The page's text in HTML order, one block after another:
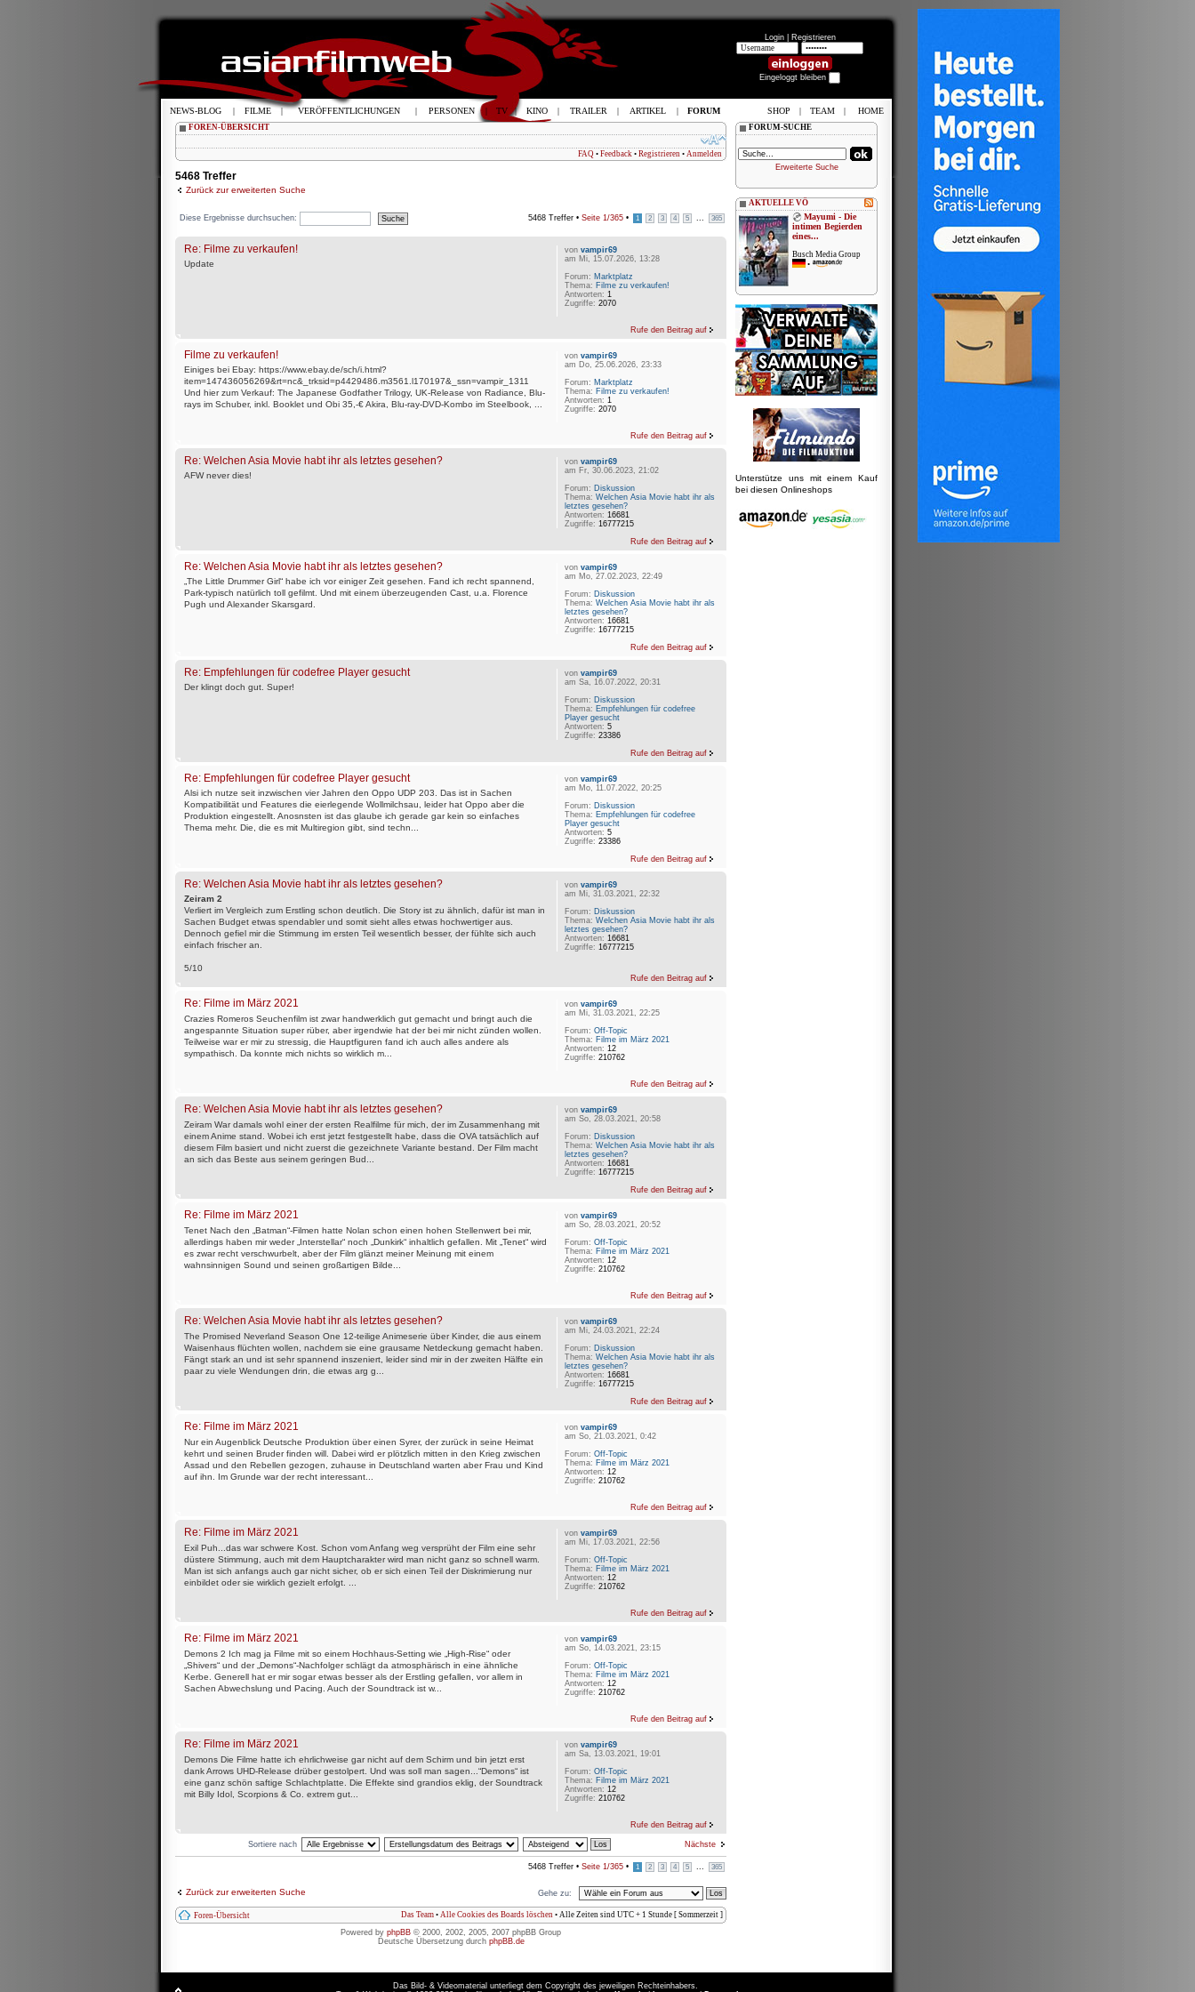
Login | Registrieren
Eingeloggt bleiben
FOREN-ÜBERSICHT
FAQ • Feedback • Registrieren • Anmelden
5468 Treffer
Zurück zur erweiterten Suche
Diese Ergebnisse durchsuchen: 5468 Treffer • Seite 1 /365 • 1 2 3 4 5 365
Re: Filme zu verkaufen!
Update
von vampir69
am Mi, 15.07.2026, 13:28
Forum: Marktplatz
Thema: Filme zu verkaufen!
Antworten: 1
Zugriffe: 2070
Rufe den Beitrag auf
Filme zu verkaufen!
Einiges bei Ebay: https://www.ebay.de/sch/i.html?
item=147436056269&rt=nc&_trksid=p4429486.m3561.l170197&_ssn=vampir_1311
Und hier zum Verkauf: The Japanese Godfather Trilogy, UK-Release von Radiance, Blu-
rays im Schuber, inkl. Booklet und Obi 35,-€ Akira, Blu-ray-DVD-Kombo im Steelbook, ...
von vampir69
am Do, 25.06.2026, 23:33
Forum: Marktplatz
Thema: Filme zu verkaufen!
Antworten: 1
Zugriffe: 2070
Rufe den Beitrag auf
Re: Welchen Asia Movie habt ihr als letztes gesehen?
AFW never dies!
von vampir69
am Fr, 30.06.2023, 21:02
Forum: Diskussion
Thema: Welchen Asia Movie habt ihr als
letztes gesehen?
Antworten: 16681
Zugriffe: 16777215
Rufe den Beitrag auf
Re: Welchen Asia Movie habt ihr als letztes gesehen?
„The Little Drummer Girl“ habe ich vor einiger Zeit gesehen. Fand ich recht spannend,
Park-typisch natürlich toll gefilmt. Und mit einem überzeugenden Cast, u.a. Florence
Pugh und Alexander Skarsgard.
von vampir69
am Mo, 27.02.2023, 22:49
Forum: Diskussion
Thema: Welchen Asia Movie habt ihr als
letztes gesehen?
Antworten: 16681
Zugriffe: 16777215
Rufe den Beitrag auf
Re: Empfehlungen für codefree Player gesucht
Der klingt doch gut. Super!
von vampir69
am Sa, 16.07.2022, 20:31
Forum: Diskussion
Thema: Empfehlungen für codefree
Player gesucht
Antworten: 5
Zugriffe: 23386
Rufe den Beitrag auf
Re: Empfehlungen für codefree Player gesucht
Alsi ich nutze seit inzwischen vier Jahren den Oppo UDP 203. Das ist in Sachen
Kompatibilität und Features die eierlegende Wollmilchsau, leider hat Oppo aber die
Produktion eingestellt. Anosnsten ist das glaube ich gerade gar kein so einfaches
Thema mehr. Die, die es mit Multiregion gibt, sind techn...
von vampir69
am Mo, 11.07.2022, 20:25
Forum: Diskussion
Thema: Empfehlungen für codefree
Player gesucht
Antworten: 5
Zugriffe: 23386
Rufe den Beitrag auf
Re: Welchen Asia Movie habt ihr als letztes gesehen?
Zeiram 2
Verliert im Vergleich zum Erstling schon deutlich. Die Story ist zu ähnlich, dafür ist man in
Sachen Budget etwas spendabler und somit sieht alles etwas hochwertiger aus.
Dennoch gefiel mir die Stimmung im ersten Teil wesentlich besser, der fühlte sich auch
einfach frischer an.
5/10
von vampir69
am Mi, 31.03.2021, 22:32
Forum: Diskussion
Thema: Welchen Asia Movie habt ihr als
letztes gesehen?
Antworten: 16681
Zugriffe: 16777215
Rufe den Beitrag auf
Re: Filme im März 2021
Crazies Romeros Seuchenfilm ist zwar handwerklich gut gemacht und bringt auch die
angespannte Situation super rüber, aber irgendwie hat der bei mir nicht zünden wollen.
Teilweise war er mir zu stressig, die Hauptfiguren fand ich auch alles andere als
sympathisch. Da konnte mich nichts so wirklich m...
von vampir69
am Mi, 31.03.2021, 22:25
Forum: Off-Topic
Thema: Filme im März 2021
Antworten: 12
Zugriffe: 210762
Rufe den Beitrag auf
Re: Welchen Asia Movie habt ihr als letztes gesehen?
Zeiram War damals wohl einer der ersten Realfilme für mich, der im Zusammenhang mit
einem Anime stand. Wobei ich erst jetzt festgestellt habe, dass die OVA tatsächlich auf
diesem Film basiert und nicht zuerst die gezeichnete Variante bestand. Der Film macht
an sich das Beste aus seinem geringen Bud...
von vampir69
am So, 28.03.2021, 20:58
Forum: Diskussion
Thema: Welchen Asia Movie habt ihr als
letztes gesehen?
Antworten: 16681
Zugriffe: 16777215
Rufe den Beitrag auf
Re: Filme im März 2021
Tenet Nach den „Batman“-Filmen hatte Nolan schon einen hohen Stellenwert bei mir,
allerdings haben mir weder „Interstellar“ noch „Dunkirk“ inhaltlich gefallen. Mit „Tenet“ wird
es zwar recht verschwurbelt, aber der Film glänzt meiner Meinung mit einem
wahnsinnigen Sound und seinen großartigen Bilde...
von vampir69
am So, 28.03.2021, 20:52
Forum: Off-Topic
Thema: Filme im März 2021
Antworten: 12
Zugriffe: 210762
Rufe den Beitrag auf
Re: Welchen Asia Movie habt ihr als letztes gesehen?
The Promised Neverland Season One 12-teilige Animeserie über Kinder, die aus einem
Waisenhaus flüchten wollen, nachdem sie eine grausame Netdeckung gemacht haben.
Fängt stark an und ist sehr spannend inszeniert, leider sind mir in der zweiten Hälfte ein
paar zu viele Wendungen drin, die etwas arg g...
von vampir69
am Mi, 24.03.2021, 22:24
Forum: Diskussion
Thema: Welchen Asia Movie habt ihr als
letztes gesehen?
Antworten: 16681
Zugriffe: 16777215
Rufe den Beitrag auf
Re: Filme im März 2021
Nur ein Augenblick Deutsche Produktion über einen Syrer, der zurück in seine Heimat
kehrt und seinen Bruder finden will. Dabei wird er plötzlich mitten in den Krieg zwischen
Assad und den Rebellen gezogen, zuhause in Deutschland warten aber Frau und Kind
auf ihn. Im Grunde war der recht interessant...
von vampir69
am So, 21.03.2021, 0:42
Forum: Off-Topic
Thema: Filme im März 2021
Antworten: 12
Zugriffe: 210762
Rufe den Beitrag auf
Re: Filme im März 2021
Exil Puh...das war schwere Kost. Schon vom Anfang weg versprüht der Film eine sehr
düstere Stimmung, auch mit dem Hauptcharakter wird man nicht ganz so schnell warm.
Man ist sich anfangs auch gar nicht sicher, ob er sich einen Teil der Diskrimierung nur
einbildet oder sie wirklich gezielt erfolgt. ...
von vampir69
am Mi, 17.03.2021, 22:56
Forum: Off-Topic
Thema: Filme im März 2021
Antworten: 12
Zugriffe: 210762
Rufe den Beitrag auf
Re: Filme im März 2021
Demons 2 Ich mag ja Filme mit so einem Hochhaus-Setting wie „High-Rise“ oder
„Shivers“ und der „Demons“-Nachfolger schlägt da atmosphärisch in eine ähnliche
Kerbe. Generell hat er mir sogar etwas besser als der Erstling gefallen, vor allem in
Sachen Abwechslung und Pacing. Auch der Soundtrack ist w...
von vampir69
am So, 14.03.2021, 23:15
Forum: Off-Topic
Thema: Filme im März 2021
Antworten: 12
Zugriffe: 210762
Rufe den Beitrag auf
Re: Filme im März 2021
Demons Die Filme hatte ich ehrlichweise gar nicht auf dem Schirm und bin jetzt erst
dank Arrows UHD-Release drüber gestolpert. Und was soll man sagen...“Demons“ ist
eine ganz schön saftige Schlachtplatte. Die Effekte sind grandios eklig, der Soundtrack
mit Billy Idol, Scorpions & Co. extrem gut...
von vampir69
am Sa, 13.03.2021, 19:01
Forum: Off-Topic
Thema: Filme im März 2021
Antworten: 12
Zugriffe: 210762
Rufe den Beitrag auf
Nächste
Sortiere nach
5468 Treffer • Seite 1/365 • 1 2 3 4 5 ... 365
Zurück zur erweiterten Suche Gehe zu:
Foren-Übersicht Das Team • Alle Cookies des Boards löschen • Alle Zeiten sind UTC + 1 Stunde [ Sommerzeit ]
Powered by phpBB © 2000, 2002, 2005, 2007 phpBB Group
Deutsche Übersetzung durch phpBB.de
FORUM-SUCHE
Erweiterte Suche
AKTUELLE VÖ
Mayumi - Die
intimen Begierden
eines...
Busch Media Group
•
Unterstütze uns mit einem Kauf
bei diesen Onlineshops
Das Bild- & Videomaterial unterliegt dem Copyright des jeweiligen Rechteinhabers.
NEWS-BLOG | FILME | VERÖFFENTLICHUNGEN | PERSONEN | TV | KINO | TRAILER | ARTIKEL | FORUM SHOP | TEAM | HOME